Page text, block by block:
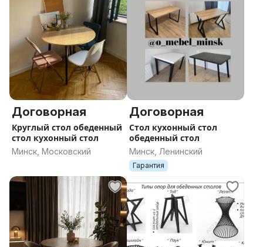
Договорная
Круглый стол обеденный
стол кухонный стол
Минск, Московский
Договорная
Стол кухонный стол
обеденный стол
Минск, Ленинский
Гарантия